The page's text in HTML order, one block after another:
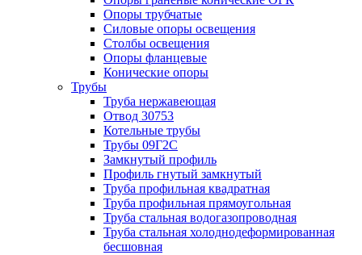
Опоры трубчатые
Силовые опоры освещения
Столбы освещения
Опоры фланцевые
Конические опоры
Трубы
Труба нержавеющая
Отвод 30753
Котельные трубы
Трубы 09Г2С
Замкнутый профиль
Профиль гнутый замкнутый
Труба профильная квадратная
Труба профильная прямоугольная
Труба стальная водогазопроводная
Труба стальная холоднодеформированная
бесшовная